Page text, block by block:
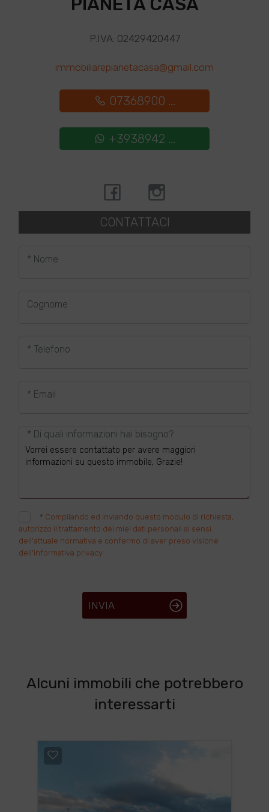
P.IVA: 02429420447
immobiliarepianetacasa@gmail.com
07368900 ...
+3938942 ...
CONTATTACI
* Nome
Cognome
* Telefono
* Email
* Di quali informazioni hai bisogno?
* Compilando ed inviando questo modulo di richiesta,
autorizzo il trattamento dei miei dati personali ai sensi
dell'attuale normativa e confermo di aver preso visione
dell'informativa privacy.
INVIA
Alcuni immobili che potrebbero
interessarti